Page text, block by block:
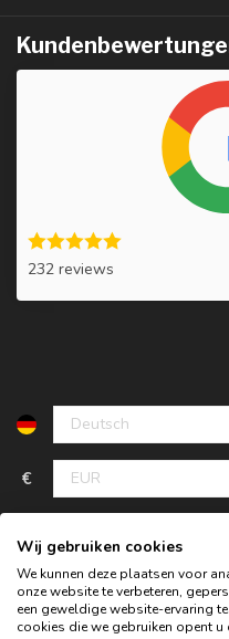
232 reviews
€
Wij gebruiken cookies
We kunnen deze plaatsen voor
onze website te verbeteren,
een geweldige website-ervaring
cookies die we gebruiken opent